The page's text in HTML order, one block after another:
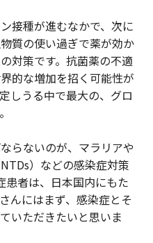
接種が進むなかで、次に
質の使い過ぎで薬が効か
対策です。抗菌薬の不適
的な増加を招く可能性が
しうる中で最大の、グロ
らないのが、マラリアや
）などの感染症対策
患者は、日本国内にもた
んにはまず、感染症とそ
いただきたいと思いま